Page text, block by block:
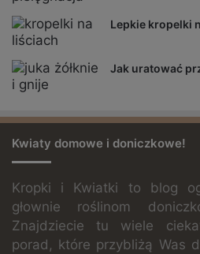
Lepkie kropelki
Jak uratować
Kwiaty domowe i doniczkowe!
Kropki i Kwiatki to blog
głownie roślinom
Znajdziecie tu wiele
porad, które przybliżą Was